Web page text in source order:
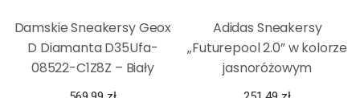
Damskie Sneakersy Geox
D Diamanta D35Ufa-
08522-C1Z8Z – Biały
Adidas Sneakersy
„Futurepool 2.0” w kolorze
jasnoróżowym